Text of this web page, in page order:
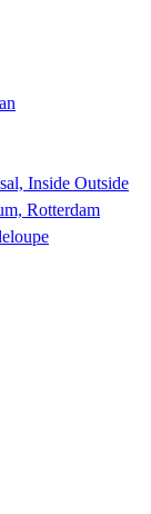
Inside Outside
Rotterdam